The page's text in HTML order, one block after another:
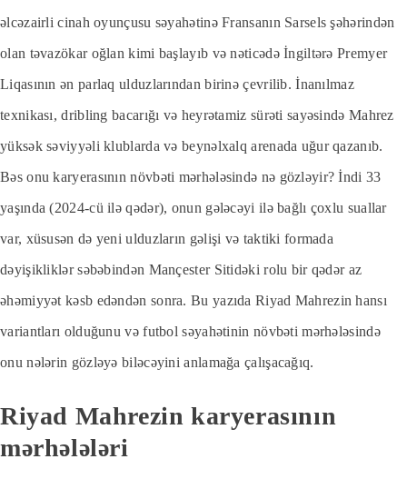
əlcəzairli cinah oyunçusu səyahətinə Fransanın Sarsels şəhərindən
olan təvazökar oğlan kimi başlayıb və nəticədə İngiltərə Premyer
Liqasının ən parlaq ulduzlarından birinə çevrilib. İnanılmaz
texnikası, dribling bacarığı və heyrətamiz sürəti sayəsində Mahrez
yüksək səviyyəli klublarda və beynəlxalq arenada uğur qazanıb.
Bəs onu karyerasının növbəti mərhələsində nə gözləyir? İndi 33
yaşında (2024-cü ilə qədər), onun gələcəyi ilə bağlı çoxlu suallar
var, xüsusən də yeni ulduzların gəlişi və taktiki formada
dəyişikliklər səbəbindən Mançester Sitidəki rolu bir qədər az
əhəmiyyət kəsb edəndən sonra. Bu yazıda Riyad Mahrezin hansı
variantları olduğunu və futbol səyahətinin növbəti mərhələsində
onu nələrin gözləyə biləcəyini anlamağa çalışacağıq.
Riyad Mahrezin karyerasının
mərhələləri